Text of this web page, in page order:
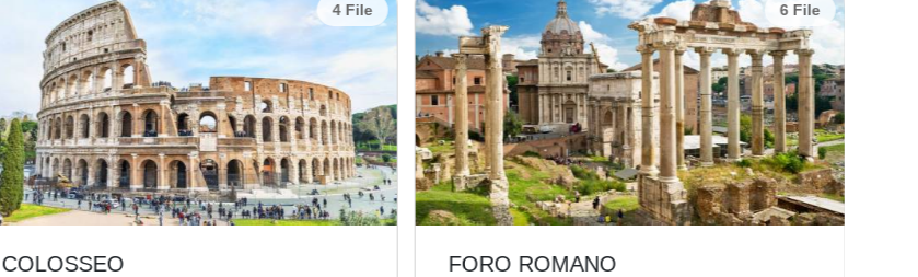
4 File
COLOSSEO
6 File
FORO ROMANO